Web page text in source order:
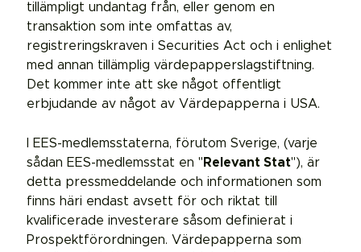
tillämpligt undantag från, eller genom en
transaktion som inte omfattas av,
registreringskraven i Securities Act och i enlighet
med annan tillämplig värdepapperslagstiftning.
Det kommer inte att ske något offentligt
erbjudande av något av Värdepapperna i USA.
I EES-medlemsstaterna, förutom Sverige, (varje
sådan EES-medlemsstat en " Relevant Stat"), är
detta pressmeddelande och informationen som
finns häri endast avsett för och riktat till
kvalificerade investerare såsom definierat i
Prospektförordningen. Värdepapperna som